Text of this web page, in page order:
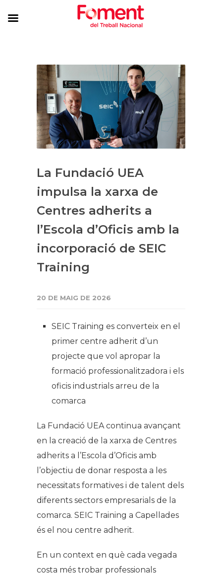
La Fundació UEA
impulsa la xarxa de
Centres adherits a
l’Escola d’Oficis amb la
incorporació de SEIC
Training
20 DE MAIG DE 2026
SEIC Training es converteix en el
primer centre adherit d’un
projecte que vol apropar la
formació professionalitzadora i els
oficis industrials arreu de la
comarca
La Fundació UEA continua avançant
en la creació de la xarxa de Centres
adherits a l’Escola d’Oficis amb
l’objectiu de donar resposta a les
necessitats formatives i de talent dels
diferents sectors empresarials de la
comarca. SEIC Training a Capellades
és el nou centre adherit.
En un context en què cada vegada
costa més trobar professionals